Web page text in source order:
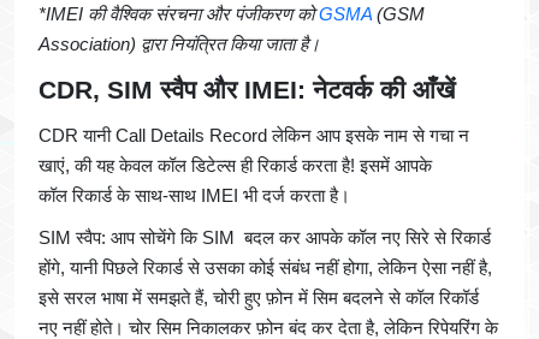
*IMEI की वैश्विक संरचना और पंजीकरण कोGSMA (GSM
Association) द्वारा नियंत्रित किया जाता है।
CDR, SIM स्वैप और IMEI: नेटवर्क की आँखें
CDR यानी Call Details Record लेकिन आप इसके नाम से गचा न
खाएं, की यह केवल कॉल डिटेल्स ही रिकार्ड करता है! इसमें आपके
कॉल रिकार्ड के साथ-साथ IMEI भी दर्ज करता है।
SIM स्वैप: आप सोचेंगे कि SIM बदल कर आपके कॉल नए सिरे से रिकार्ड
होंगे, यानी पिछले रिकार्ड से उसका कोई संबंध नहीं होगा, लेकिन ऐसा नहीं है,
इसे सरल भाषा में समझते हैं, चोरी हुए फ़ोन में सिम बदलने से कॉल रिकॉर्ड
नए नहीं होते। चोर सिम निकालकर फ़ोन बंद कर देता है, लेकिन रिपेयरिंग के